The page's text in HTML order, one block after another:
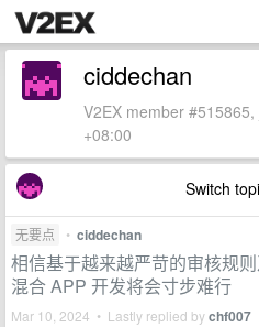
ciddechan
V2EX member
+08:00
Switch
无要点 • ciddechan
相信基于越来越严苛的审核规则
混合 APP 开发将会寸步难行
Mar 10, 2024 • Lastly replied bychf007